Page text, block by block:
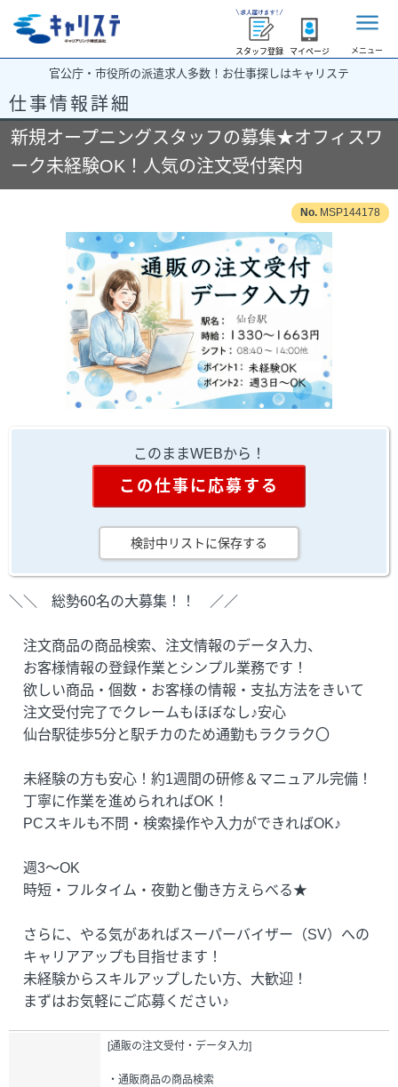
スタッフ登録 マイページ メニュー
官公庁・市役所の派遣求人多数！お仕事探しはキャリステ
仕事情報詳細
新規オープニングスタッフの募集★オフィスワ
ーク未経験OK！人気の注文受付案内
MSP144178
このままWEBから！
この仕事に応募する
検討中リストに保存する
＼＼ 総勢60名の大募集！！ ／／
注文商品の商品検索、注文情報のデータ入力、
お客様情報の登録作業とシンプル業務です！
欲しい商品・個数・お客様の情報・支払方法をきいて
注文受付完了でクレームもほぼなし♪安心
仙台駅徒歩5分と駅チカのため通勤もラクラク〇
未経験の方も安心！約1週間の研修＆マニュアル完備！
丁寧に作業を進められればOK！
PCスキルも不問・検索操作や入力ができればOK♪
週3～OK
時短・フルタイム・夜勤と働き方えらべる★
さらに、やる気があればスーパーバイザー（SV）への
キャリアアップも目指せます！
未経験からスキルアップしたい方、大歓迎！
まずはお気軽にご応募ください♪
[通販の注文受付・データ入力]
・通販商品の商品検索